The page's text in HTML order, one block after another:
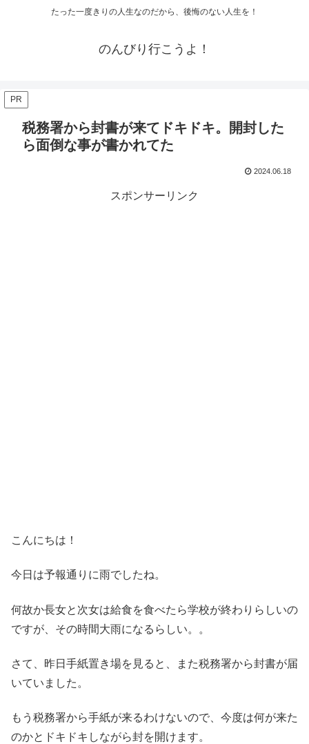
たった一度きりの人生なのだから、後悔のない人生を！
のんびり行こうよ！
PR
税務署から封書が来てドキドキ。開封した
ら面倒な事が書かれてた
2024.06.18
スポンサーリンク
こんにちは！
今日は予報通りに雨でしたね。
何故か長女と次女は給食を食べたら学校が終わりらしいの
ですが、その時間大雨になるらしい。。
さて、昨日手紙置き場を見ると、また税務署から封書が届
いていました。
もう税務署から手紙が来るわけないので、今度は何が来た
のかとドキドキしながら封を開けます。